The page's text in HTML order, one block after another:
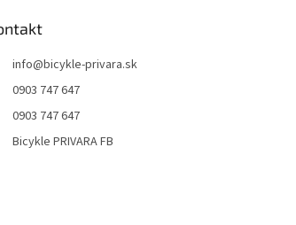
info@bicykle-privara.sk
0903 747 647
0903 747 647
Bicykle PRIVARA FB